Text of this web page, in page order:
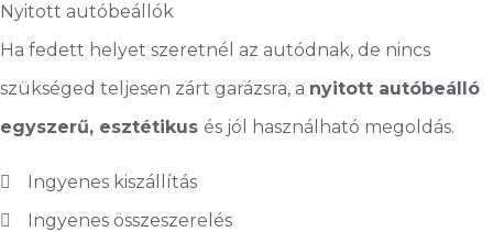
Nyitott autóbeállók
Ha fedett helyet szeretnél az autódnak, de nincs
szükséged teljesen zárt garázsra, a nyitott autóbeálló
egyszerű, esztétikus és jól használható megoldás.
Ingyenes kiszállítás
Ingyenes összeszerelés